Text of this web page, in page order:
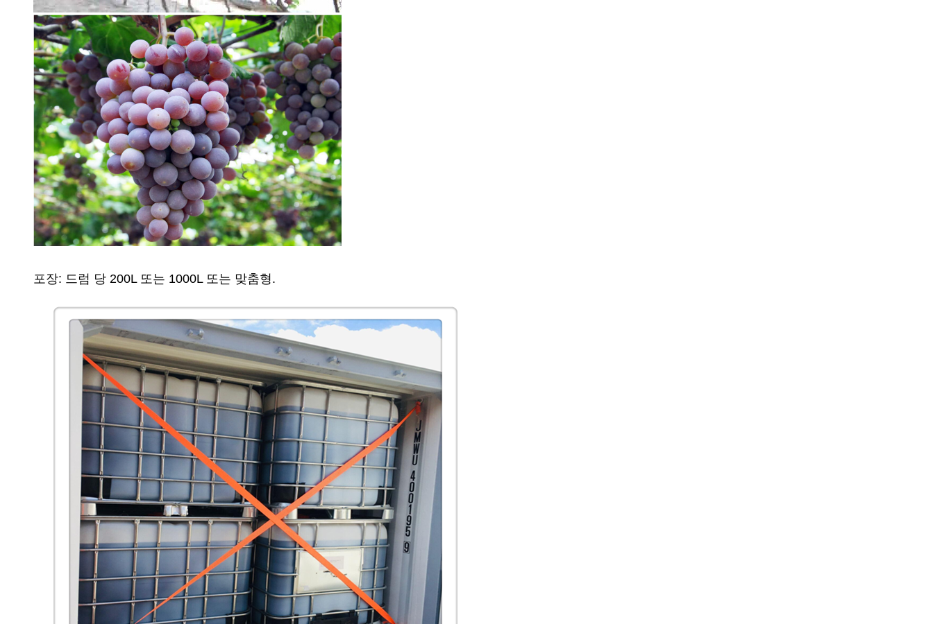
포장: 드럼 당 200L 또는 1000L 또는 맞춤형.